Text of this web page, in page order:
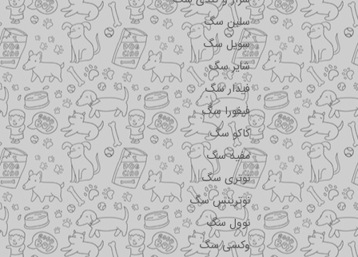
سلبن سگ
سویل سگ
شایر سگ
فیدار سگ
فیفورا سگ
کاکو سگ
مفید سگ
نوتری سگ
نوترینس سگ
نوول سگ
وکسی سگ